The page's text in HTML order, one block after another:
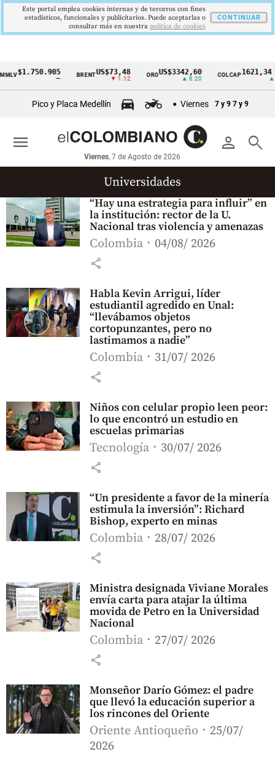
Cintillo
económicos
Colombia
$1.750.905 BRENTUS$73,48
▼ 1.12
OROUS$3342,60
▲ 8.20
COLCAP1621,34
▲
Pico y Placa Medellín Viernes 7 y 9 7 y 9
person search
Viernes, 7 de Agosto de 2026
menu
Universidades
“Hay una estrategia para influir” en
la institución: rector de la U.
Nacional tras violencia y amenazas
Colombia 04/08/ 2026
share
Habla Kevin Arrigui, líder
estudiantil agredido en Unal:
“llevábamos objetos
cortopunzantes, pero no
lastimamos a nadie”
Colombia 31/07/ 2026
share
Niños con celular propio leen peor:
lo que encontró un estudio en
escuelas primarias
Tecnología 30/07/ 2026
share
“Un presidente a favor de la minería
estimula la inversión”: Richard
Bishop, experto en minas
Colombia 28/07/ 2026
share
Ministra designada Viviane Morales
envía carta para atajar la última
movida de Petro en la Universidad
Nacional
Colombia 27/07/ 2026
share
Monseñor Darío Gómez: el padre
que llevó la educación superior a
los rincones del Oriente
Oriente Antioqueño
25/07/
2026
Este portal emplea cookies internas y de terceros con fines
estadísticos, funcionales y publicitarios. Puede aceptarlas o
consultar más en nuestra politica de cookies
CONTINUAR